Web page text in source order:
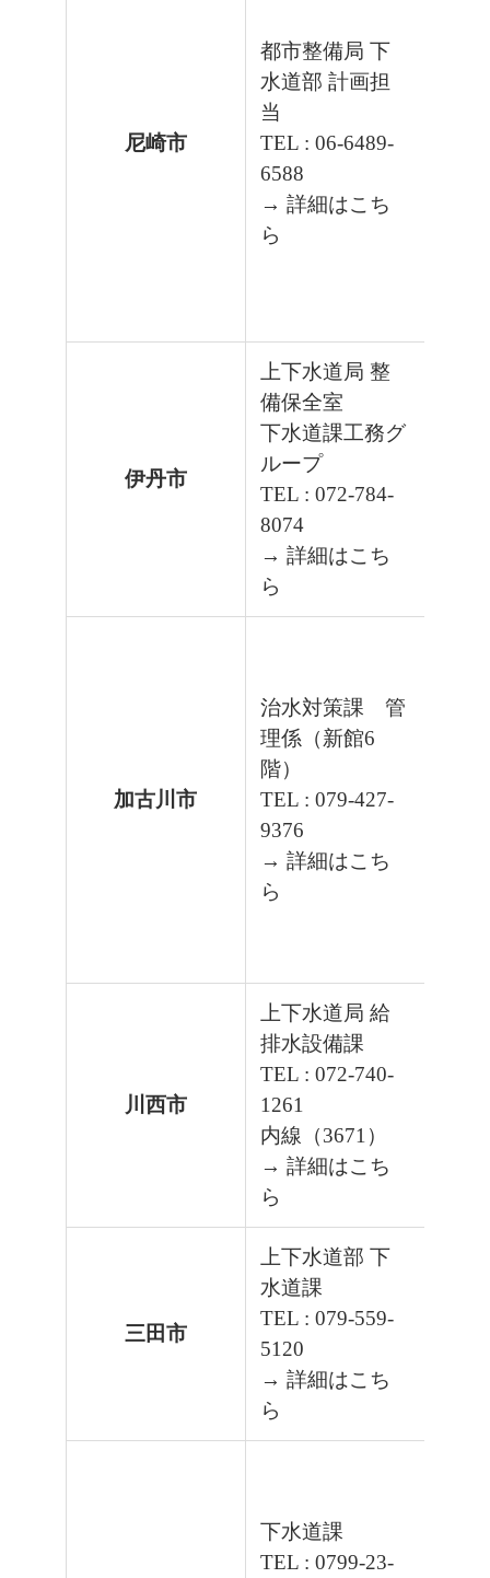
尼崎市
都市整備局 下
水道部 計画担
当
TEL : 06-6489-
6588
→ 詳細はこち
ら
伊丹市
上下水道局 整
備保全室
下水道課工務グ
ループ
TEL : 072-784-
8074
→ 詳細はこち
ら
加古川市
治水対策課 管
理係（新館6
階）
TEL : 079-427-
9376
→ 詳細はこち
ら
川西市
上下水道局 給
排水設備課
TEL : 072-740-
1261
内線（3671）
→ 詳細はこち
ら
三田市
上下水道部 下
水道課
TEL : 079-559-
5120
→ 詳細はこち
ら
下水道課
TEL : 0799-23-